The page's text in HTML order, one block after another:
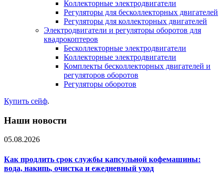
Коллекторные электродвигатели
Регуляторы для бесколлекторных двигателей
Регуляторы для коллекторных двигателей
Электродвигатели и регуляторы оборотов для
квадрокоптеров
Бесколлекторные электродвигатели
Коллекторные электродвигатели
Комплекты бесколлекторных двигателей и
регуляторов оборотов
Регуляторы оборотов
Купить сейф.
Наши новости
05.08.2026
Как продлить срок службы капсульной кофемашины:
вода, накипь, очистка и ежедневный уход